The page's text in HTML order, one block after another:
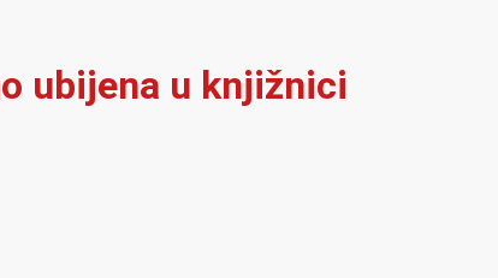
ubijena u knjižnici